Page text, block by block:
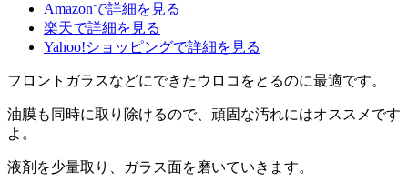
Amazonで詳細を見る
楽天で詳細を見る
Yahoo!ショッピングで詳細を見る
フロントガラスなどにできたウロコをとるのに最適です。
油膜も同時に取り除けるので、頑固な汚れにはオススメです
よ。
液剤を少量取り、ガラス面を磨いていきます。